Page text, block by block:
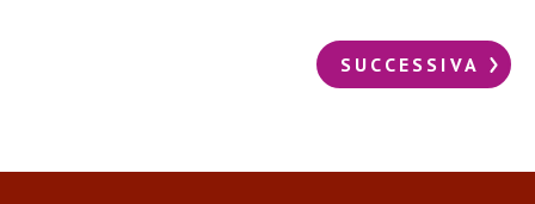
SUCCESSIVA